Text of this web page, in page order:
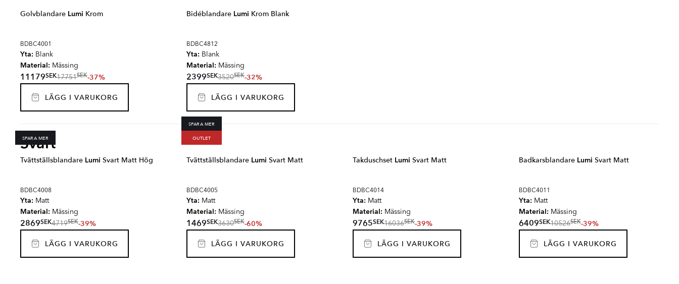
Golvblandare Lumi Krom
BDBC4001
Yta: Blank
Material: Mässing
11179SEK17751SEK-37%
LÄGG I VARUKORG
Bidéblandare Lumi Krom Blank
BDBC4812
Yta: Blank
Material: Mässing
2399SEK3520SEK-32%
LÄGG I VARUKORG
Svart
SPARA MER
Tvättställsblandare Lumi Svart Matt Hög
BDBC4008
Yta: Matt
Material: Mässing
2869SEK4719SEK-39%
LÄGG I VARUKORG
SPARA MER
OUTLET
Tvättställsblandare Lumi Svart Matt
BDBC4005
Yta: Matt
Material: Mässing
1469SEK3630SEK-60%
LÄGG I VARUKORG
Takduschset Lumi Svart Matt
BDBC4014
Yta: Matt
Material: Mässing
9765SEK16036SEK-39%
LÄGG I VARUKORG
Badkarsblandare Lumi Svart Matt
BDBC4011
Yta: Matt
Material: Mässing
6409SEK10526SEK-39%
LÄGG I VARUKORG